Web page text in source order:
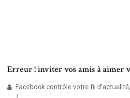
Erreur ! inviter vos amis à aimer
Facebook contrôle votre fil